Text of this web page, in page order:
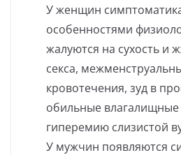
У женщин
особенностями
жалуются на сухость и
секса,
кровотечения, зуд в
обильные влагалищные
гиперемию слизистой
У мужчин появляются